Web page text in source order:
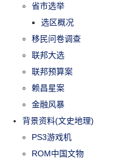
省市选举
选区概况
移民问卷调查
联邦大选
联邦预算案
赖昌星案
金融风暴
背景资料(文史地理)
PS3游戏机
ROM中国文物